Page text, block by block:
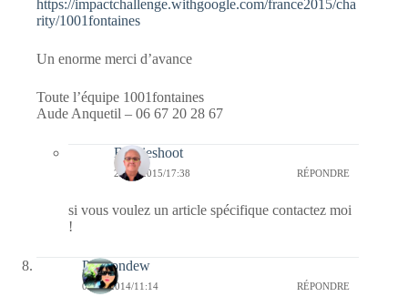
https://impactchallenge.withgoogle.com/france2015/cha
rity/1001fontaines
Un enorme merci d’avance
Toute l’équipe 1001fontaines
Aude Anquetil – 06 67 20 28 67
Bernieshoot
20/09/2015/17:38 RÉPONDRE
si vous voulez un article spécifique contactez moi
!
Passiondew
03/11/2014/11:14 RÉPONDRE